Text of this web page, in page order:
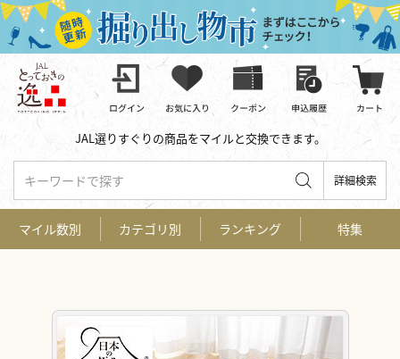
JAL選りすぐりの商品をマイルと交換できます。
キーワードで探す 詳細検索
マイル数別 カテゴリ別 ランキング 特集